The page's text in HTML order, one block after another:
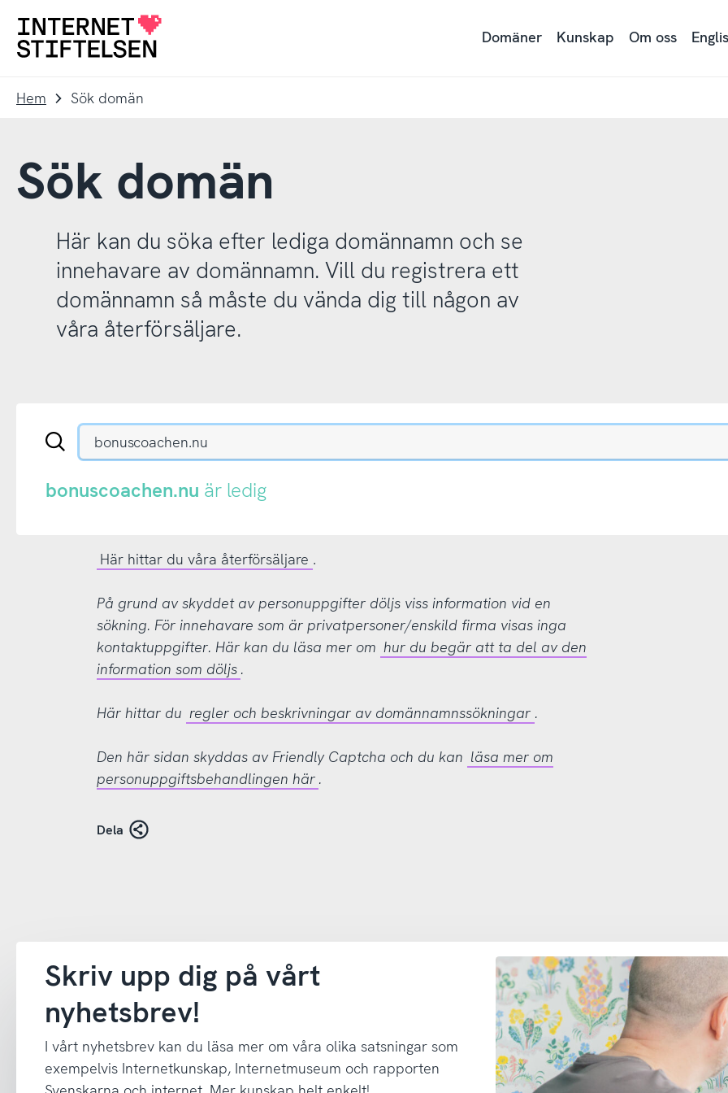
navigering
innehåll
Till
Domäner Kunskap Om oss
Hem Sök domän
Sök domän
Här kan du söka efter lediga domännamn och se
innehavare av domännamn. Vill du registrera ett
domännamn så måste du vända dig till någon av
våra återförsäljare.
Sök
.se-
eller
.nu-
bonuscoachen.nu är ledig
Här hittar du våra återförsäljare .
På grund av skyddet av personuppgifter döljs viss information vid en
sökning. För innehavare som är privatpersoner/enskild firma visas inga
kontaktuppgifter. Här kan du läsa mer om hur du begär att ta del av den
information som döljs .
Här hittar du regler och beskrivningar av domännamnssökningar .
Den här sidan skyddas av Friendly Captcha och du kan läsa mer om
personuppgiftsbehandlingen här .
Dela
Skriv upp dig på vårt
nyhetsbrev!
I vårt nyhetsbrev kan du läsa mer om våra olika satsningar som
exempelvis Internetkunskap, Internetmuseum och rapporten